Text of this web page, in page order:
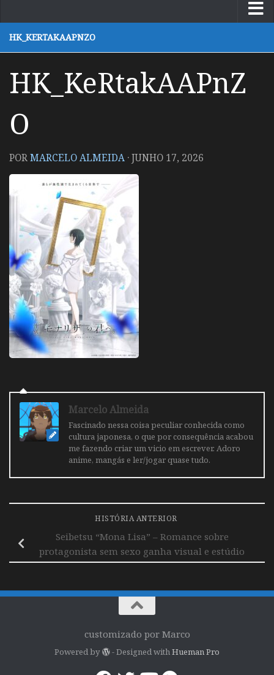
HK_KERTAKAAPNZO
HK_KeRtakAAPnZ
O
PORMARCELO ALMEIDA ·JUNHO 17, 2026
Marcelo Almeida
Fascinado nessa coisa peculiar conhecida como
cultura japonesa, o que por consequência acabou
me fazendo criar um vicio em escrever. Adoro
anime, mangás e ler/jogar quase tudo.
HISTÓRIA ANTERIOR
Seibetsu “Mona Lisa” – Romance sobre
protagonista sem sexo ganha visual e estúdio
customizado por Marco
Powered by - Designed with Hueman Pro